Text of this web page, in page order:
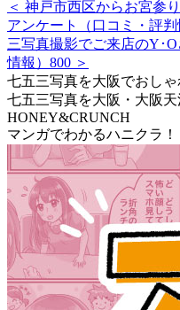
＜ 神戸市西区からお宮参
アンケート（口コミ・評判
三写真撮影でご来店のY･
情報）800 ＞
七五三写真を大阪でおし
七五三写真を大阪・大阪
HONEY&CRUNCH
マンガでわかるハニクラ！